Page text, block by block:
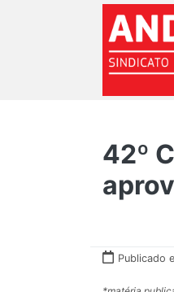
42º
Publicado